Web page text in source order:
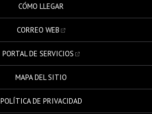
CÓMO LLEGAR
CORREO WEB
PORTAL DE SERVICIOS
MAPA DEL SITIO
POLÍTICA DE PRIVACIDAD